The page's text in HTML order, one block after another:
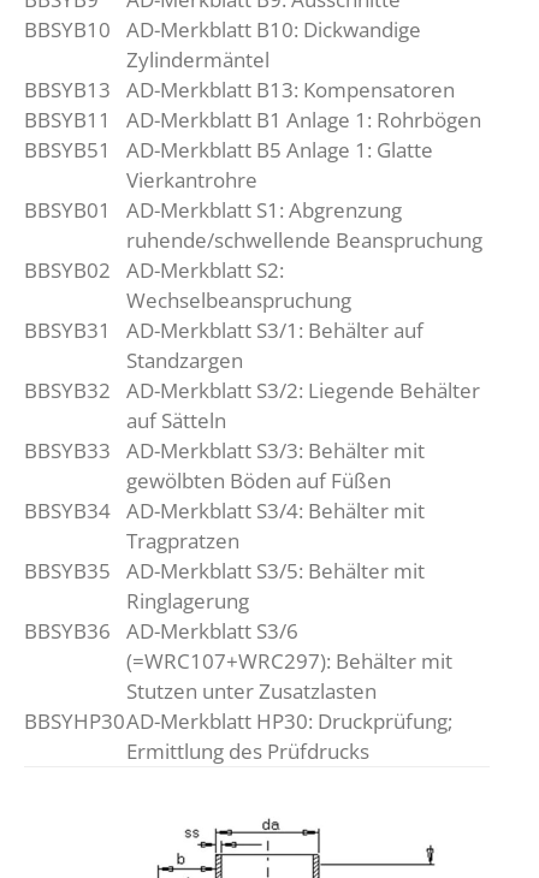
BBSYB10
AD-Merkblatt B10: Dickwandige
Zylindermäntel
BBSYB13
AD-Merkblatt B13: Kompensatoren
BBSYB11 AD-Merkblatt B1 Anlage 1: Rohrbögen
BBSYB51
AD-Merkblatt B5 Anlage 1: Glatte
Vierkantrohre
BBSYB01
AD-Merkblatt S1: Abgrenzung
ruhende/schwellende Beanspruchung
BBSYB02
AD-Merkblatt S2:
Wechselbeanspruchung
BBSYB31
AD-Merkblatt S3/1: Behälter auf
Standzargen
BBSYB32
AD-Merkblatt S3/2: Liegende Behälter
auf Sätteln
BBSYB33
AD-Merkblatt S3/3: Behälter mit
gewölbten Böden auf Füßen
BBSYB34 AD-Merkblatt S3/4: Behälter mit
Tragpratzen
BBSYB35
AD-Merkblatt S3/5: Behälter mit
Ringlagerung
BBSYB36
AD-Merkblatt S3/6
(=WRC107+WRC297): Behälter mit
Stutzen unter Zusatzlasten
BBSYHP30AD-Merkblatt HP30: Druckprüfung;
Ermittlung des Prüfdrucks